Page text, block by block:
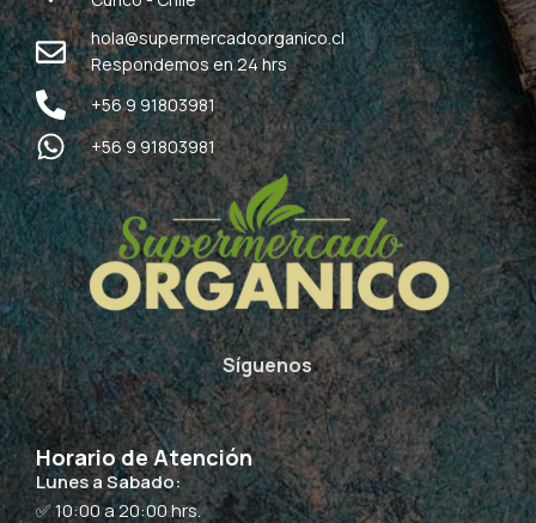
hola@supermercadoorganico.cl
Respondemos en 24 hrs
+56 9 91803981
+56 9 91803981
Síguenos
Horario de Atención
Lunes a Sabado:
✅ 10:00 a 20:00 hrs.